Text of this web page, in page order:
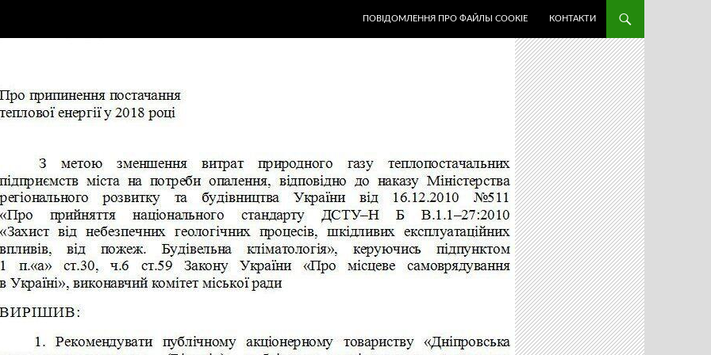
ПОВІДОМЛЕННЯ ПРО ФАЙЛЫ COOKIE КОНТАКТИ